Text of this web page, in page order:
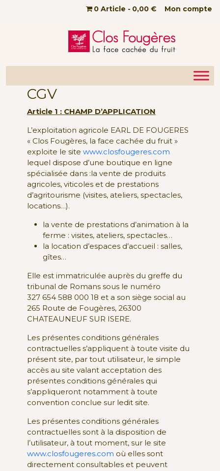
Passer au contenu principal Mon compte
0 Article 0,00 €
CGV
Article 1 : CHAMP D’APPLICATION
L’exploitation agricole EARL DE FOUGERES
« Clos Fougères, la face cachée du fruit »
exploite le site www.closfougeres.com
lequel dispose d’une boutique en ligne
spécialisée dans :la vente de produits
agricoles, viticoles et de prestations
d’agritourisme (visites, ateliers, spectacles,
locations…).
la vente de prestations d’animation à la
ferme : visites, ateliers, spectacles…
la location d’espaces d’accueil : salles,
gîtes…
Elle est immatriculée auprès du greffe du
tribunal de Romans sous le numéro
327 654 588 000 18 et a son siège social au
265 Route de Fougères, 26300
CHATEAUNEUF SUR ISERE.
Les présentes conditions générales
contractuelles s’appliquent à toute visite du
présent site, par tout utilisateur, le simple
accès au site valant acceptation des
présentes conditions générales qui
s’appliqueront notamment à toute
convention conclue sur ledit site.
Les présentes conditions générales
contractuelles sont à la disposition de
l’utilisateur, à tout moment, sur le site
www.closfougeres.com où elles sont
directement consultables et peuvent